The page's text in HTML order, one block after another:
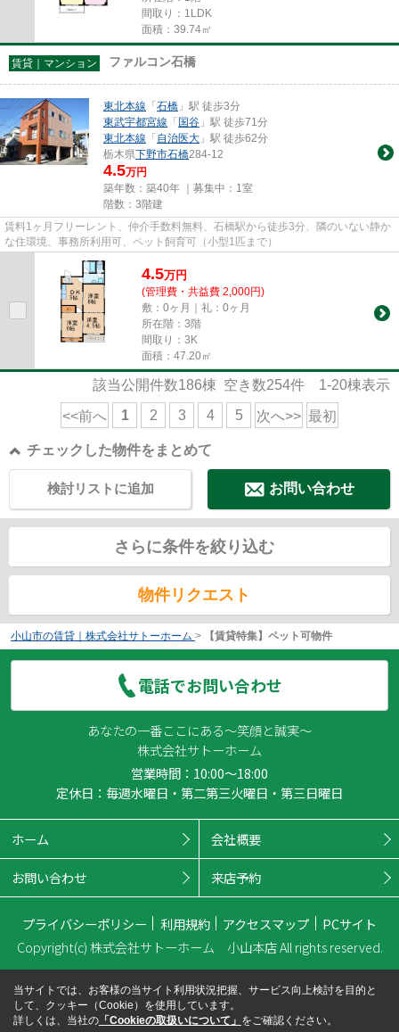
間取り：1LDK
面積：39.74㎡
賃貸｜マンション ファルコン石橋
東北本線 「石橋 」駅 徒歩3分
東武宇都宮線 「国谷 」駅 徒歩71分
東北本線 「自治医大 」駅 徒歩62分
栃木県下野市石橋284-12
4.5万円
築年数：築40年 ｜募集中： 1室
階数：3階建
賃料1ヶ月フリーレント、仲介手数料無料、石橋駅から徒歩3分、隣のいない静か
な住環境、事務所利用可、ペット飼育可（小型1匹まで）
4.5万円
(管理費・共益費 2,000円)
敷：0ヶ月｜礼：0ヶ月
所在階：3階
間取り：3K
面積：47.20㎡
該当公開件数186棟 空き数254件 1-20棟表示
<<前へ 1 2 3 4 5 次へ>> 最初
チェックした物件をまとめて
お問い合わせ
検討リストに追加
さらに条件を絞り込む
物件リクエスト
小山市の賃貸｜株式会社サトーホーム > 【賃貸特集】ペット可物件
電話でお問い合わせ
あなたの一番ここにある～笑顔と誠実～
株式会社サトーホーム
営業時間：10:00～18:00
定休日：毎週水曜日・第二第三火曜日・第三日曜日
ホーム 会社概要
お問い合わせ 来店予約
プライバシーポリシー 利用規約 アクセスマップ
PCサイト
Copyright(c) 株式会社サトーホーム 小山本店 All rights reserved.
当サイトでは、お客様の当サイト利用状況把握、サービス向上検討を目的と
して、クッキー（Cookie）を使用しています。
詳しくは、当社の 「Cookieの取扱いについて」 をご確認ください。